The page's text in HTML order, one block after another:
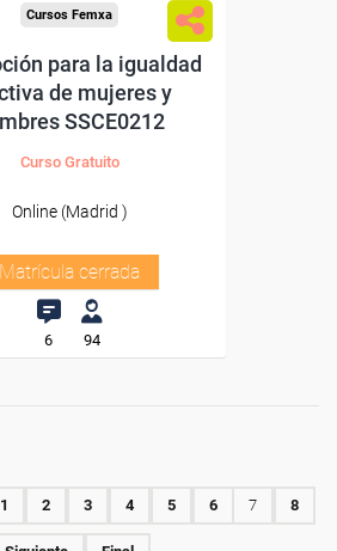
Cursos Femxa
para la igualdad
de mujeres y
SSCE0212
Curso Gratuito
Online (Madrid )
Matrícula cerrada
6 94
1 2 3 4 5 6 7 8